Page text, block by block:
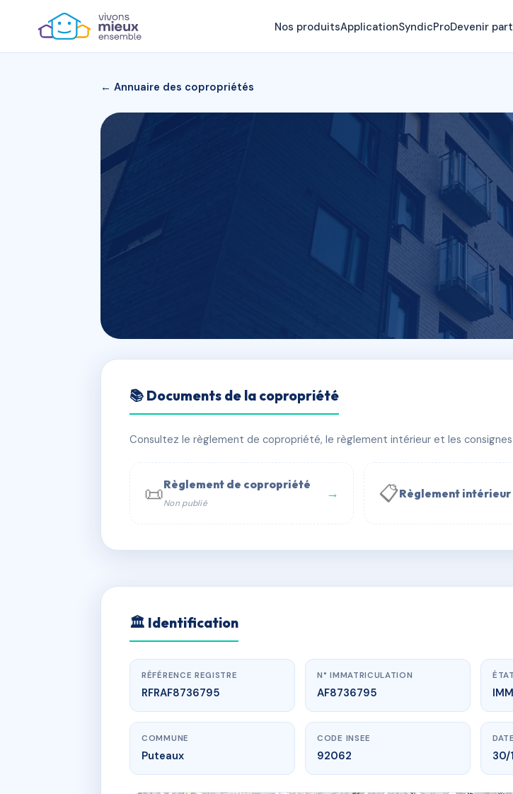
Nos produitsApplicationSyndicProDevenir
← Annuaire des copropriétés
LE QUARTIER DES ARTS
📍 15B r voltaire 92800 Puteaux
📞 Contacter Syndic Digital 💬 WhatsApp
📚 Documents de la copropriété
Consultez le règlement de copropriété, le règlement intérieur et les
📜Règlement de copropriété
Non publié
→ 📋Règlement intérieur
AF8736795 🇫🇷
🏛 Identification
RÉFÉRENCE REGISTRE
RFRAF8736795
N° IMMATRICULATION
AF8736795
ÉTAT
COMMUNE
Puteaux
CODE INSEE
92062 30/